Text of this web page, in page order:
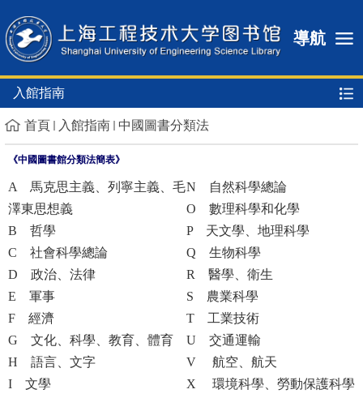
導航
入館指南
首頁 入館指南 中國圖書分類法
《中國圖書館分類法簡表》
A 馬克思主義、列寧主義、毛
澤東思想義
B 哲學
C 社會科學總論
D 政治、法律
E 軍事
F 經濟
G 文化、科學、教育、體育
H 語言、文字
I 文學
N 自然科學總論
O 數理科學和化學
P 天文學、地理科學
Q 生物科學
R 醫學、衛生
S 農業科學
T 工業技術
U 交通運輸
V 航空、航天
X 環境科學、勞動保護科學